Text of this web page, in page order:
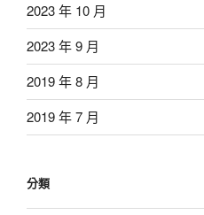
2023 年 10 月
2023 年 9 月
2019 年 8 月
2019 年 7 月
分類